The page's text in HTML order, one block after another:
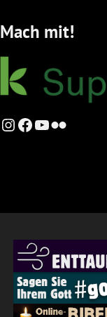
Mach mit!
Instagram
Facebook
YouTube
Flickr